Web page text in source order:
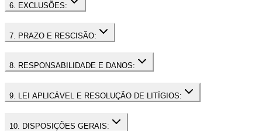
6. EXCLUSÕES:
7. PRAZO E RESCISÃO:
8. RESPONSABILIDADE E DANOS:
9. LEI APLICÁVEL E RESOLUÇÃO DE LITÍGIOS:
10. DISPOSIÇÕES GERAIS: